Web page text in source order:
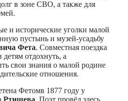
в зоне СВО, а также для
и исторические уголки малой
пустынь и музей-усадьбу
Фета. Совместная поездка
отдохнуть, а
свои знания о малой родине
отношения.
Фетомв 1877 году у